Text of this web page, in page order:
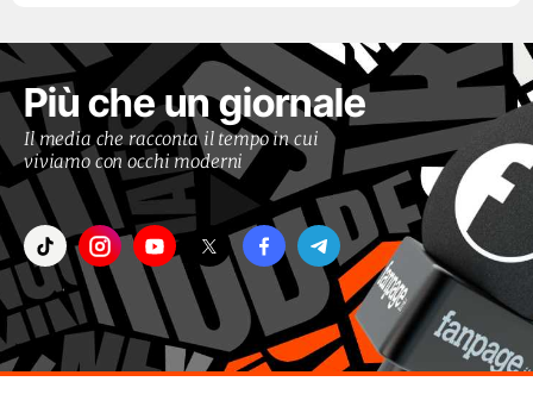
Più che un giornale
Il media che racconta il tempo in cui
viviamo con occhi moderni